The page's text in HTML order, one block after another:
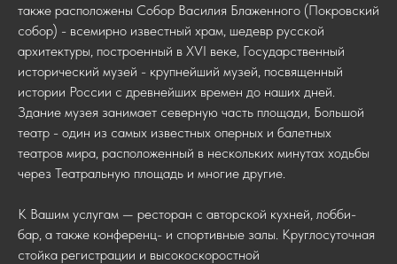
также расположены Собор Василия Блаженного (Покровский
собор) - всемирно известный храм, шедевр русской
архитектуры, построенный в XVI веке, Государственный
исторический музей - крупнейший музей, посвященный
истории России с древнейших времен до наших дней.
Здание музея занимает северную часть площади, Большой
театр - один из самых известных оперных и балетных
театров мира, расположенный в нескольких минутах ходьбы
через Театральную площадь и многие другие.
К Вашим услугам — ресторан с авторской кухней, лобби-
бар, а также конференц- и спортивные залы. Круглосуточная
стойка регистрации и высокоскоростной